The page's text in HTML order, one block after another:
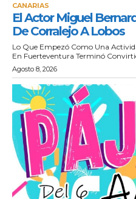
CANARIAS
El Actor Miguel
De Corralejo A Lobos
Lo Que Empezó Como Una
En Fuerteventura Terminó
Agosto 8, 2026